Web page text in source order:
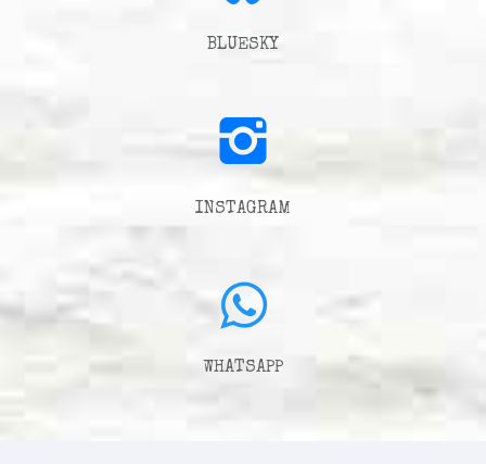
BLUESKY
INSTAGRAM
WHATSAPP